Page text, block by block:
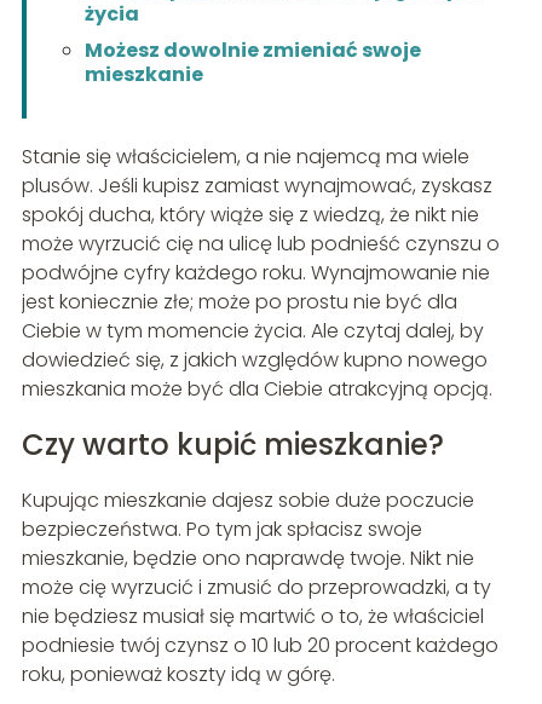
życia
Możesz dowolnie zmieniać swoje
mieszkanie
Stanie się właścicielem, a nie najemcą ma wiele
plusów. Jeśli kupisz zamiast wynajmować, zyskasz
spokój ducha, który wiąże się z wiedzą, że nikt nie
może wyrzucić cię na ulicę lub podnieść czynszu o
podwójne cyfry każdego roku. Wynajmowanie nie
jest koniecznie złe; może po prostu nie być dla
Ciebie w tym momencie życia. Ale czytaj dalej, by
dowiedzieć się, z jakich względów kupno nowego
mieszkania może być dla Ciebie atrakcyjną opcją.
Czy warto kupić mieszkanie?
Kupując mieszkanie dajesz sobie duże poczucie
bezpieczeństwa. Po tym jak spłacisz swoje
mieszkanie, będzie ono naprawdę twoje. Nikt nie
może cię wyrzucić i zmusić do przeprowadzki, a ty
nie będziesz musiał się martwić o to, że właściciel
podniesie twój czynsz o 10 lub 20 procent każdego
roku, ponieważ koszty idą w górę.